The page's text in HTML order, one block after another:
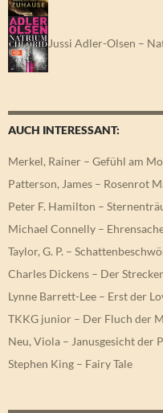
Jussi Adler-Olsen –
AUCH INTERESSANT:
Merkel, Rainer – Gefühl am
Patterson, James – Rosenrot
Peter F. Hamilton –
Michael Connelly –
Taylor, G. P. –
Charles Dickens – Der
Lynne Barrett-Lee – Erst der
TKKG junior – Der Fluch der
Neu, Viola – Janusgesicht der
Stephen King – Fairy Tale